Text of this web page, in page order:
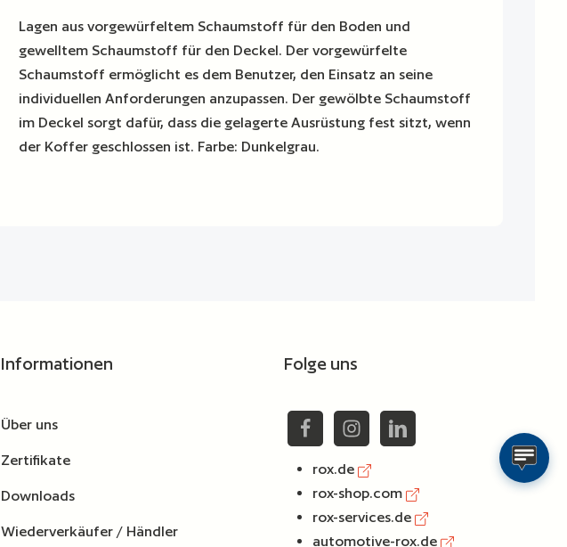
Lagen aus vorgewürfeltem Schaumstoff für den Boden und
gewelltem Schaumstoff für den Deckel. Der vorgewürfelte
Schaumstoff ermöglicht es dem Benutzer, den Einsatz an seine
individuellen Anforderungen anzupassen. Der gewölbte Schaumstoff
im Deckel sorgt dafür, dass die gelagerte Ausrüstung fest sitzt, wenn
der Koffer geschlossen ist. Farbe: Dunkelgrau.
Informationen
Über uns
Zertifikate
Downloads
Wiederverkäufer / Händler
Folge uns
rox.de
rox-shop.com
rox-services.de
automotive-rox.de